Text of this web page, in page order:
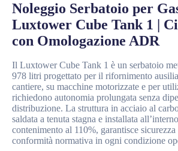
Noleggio Serbatoio per
Luxtower Cube Tank 1 |
con Omologazione ADR
Il Luxtower Cube Tank 1 è un serbatoio
978 litri progettato per il rifornimento
cantiere, su macchine motorizzate e per
richiedono autonomia prolungata senza
distribuzione. La struttura in acciaio al
saldata a tenuta stagna e installata
contenimento al 110%, garantisce sicurezza
conformità normativa in ogni condizione